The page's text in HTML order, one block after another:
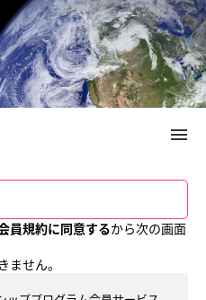
menu
員規約に同意するから次の画面
せん。